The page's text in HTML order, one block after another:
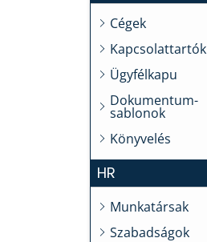
Cégek
Kapcsolattartók
Ügyfélkapu
Dokumentum-
sablonok
Könyvelés
HR
Munkatársak
Szabadságok